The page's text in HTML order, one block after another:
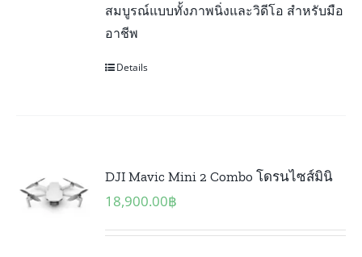
สมบูรณ์แบบทั้งภาพนิ่งและวิดีโอ สำหรับมือ
อาชีพ
Details
DJI Mavic Mini 2 Combo โดรนไซส์มินิ
18,900.00฿